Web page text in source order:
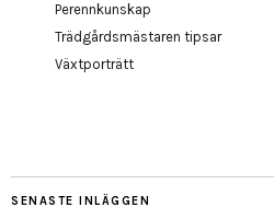
Perennkunskap
Trädgårdsmästaren tipsar
Växtporträtt
SENASTE INLÄGGEN